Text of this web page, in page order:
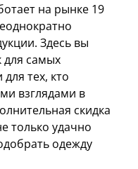
на рынке 19
Здесь вы
для самых
тех, кто
взглядами в
скидка
только удачно
одежду